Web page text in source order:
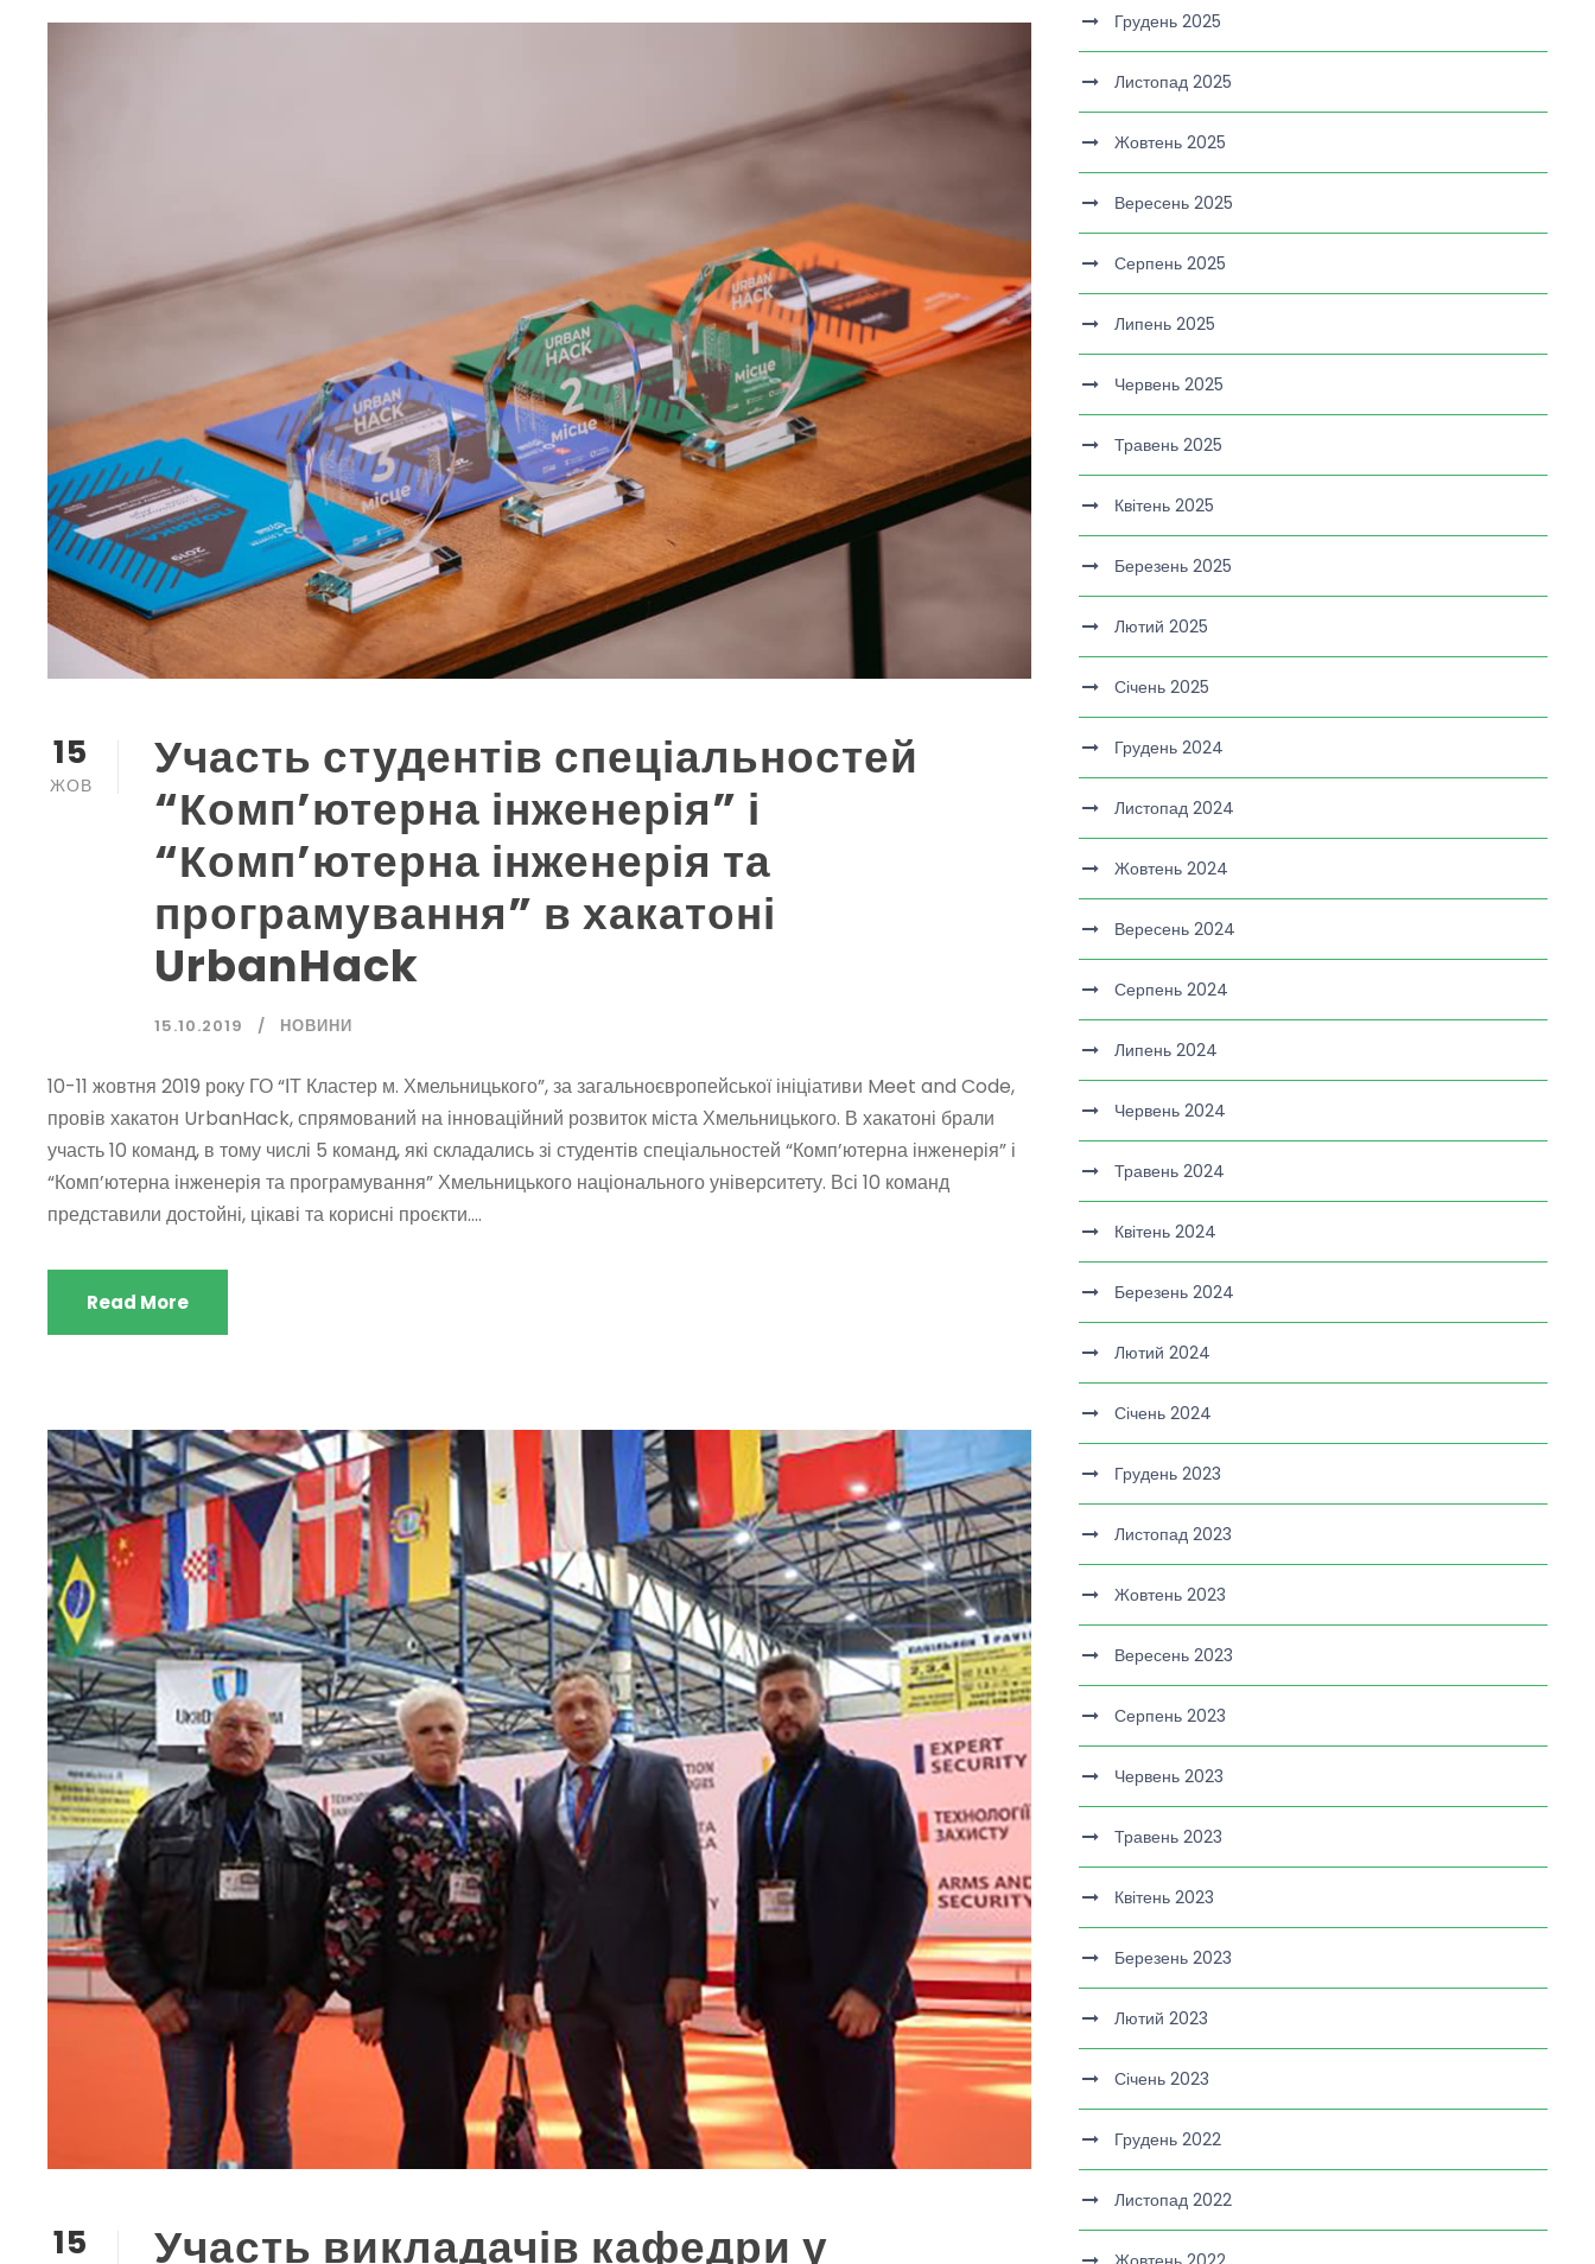
15
ЖОВ
Участь студентів спеціальностей
“Комп’ютерна інженерія” і
“Комп’ютерна інженерія та
програмування” в хакатоні
UrbanHack
15.10.2019 НОВИНИ
10-11 жовтня 2019 року ГО “ІТ Кластер м. Хмельницького”, за загальноєвропейської ініціативи Meet and Code,
провів хакатон UrbanHack, спрямований на інноваційний розвиток міста Хмельницького. В хакатоні брали
участь 10 команд, в тому числі 5 команд, які складались зі студентів спеціальностей “Комп’ютерна інженерія” і
“Комп’ютерна інженерія та програмування” Хмельницького національного університету. Всі 10 команд
представили достойні, цікаві та корисні проєкти....
Read More
15 Участь викладачів кафедри у
Грудень 2025
Листопад 2025
Жовтень 2025
Вересень 2025
Серпень 2025
Липень 2025
Червень 2025
Травень 2025
Квітень 2025
Березень 2025
Лютий 2025
Січень 2025
Грудень 2024
Листопад 2024
Жовтень 2024
Вересень 2024
Серпень 2024
Липень 2024
Червень 2024
Травень 2024
Квітень 2024
Березень 2024
Лютий 2024
Січень 2024
Грудень 2023
Листопад 2023
Жовтень 2023
Вересень 2023
Серпень 2023
Червень 2023
Травень 2023
Квітень 2023
Березень 2023
Лютий 2023
Січень 2023
Грудень 2022
Листопад 2022